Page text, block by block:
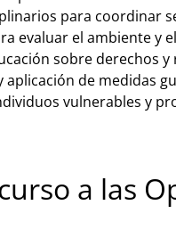
para coordinar
evaluar el ambiente y
sobre derechos y
de medidas
vulnerables y
a las